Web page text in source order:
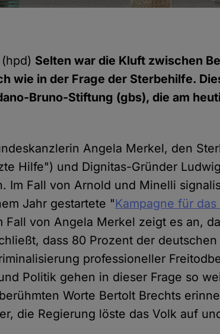
(hpd) Selten war die Kluft zwischen
wie in der Frage der Sterbehilfe.
Bruno-Stiftung (gbs), die am
Angela Merkel, den
Hilfe") und Dignitas-Gründer
Im Fall von Arnold und Minelli
Jahr gestartete "Kampagne für
Fall von Angela Merkel zeigt es an,
dass 80 Prozent der
professioneller
Politik gehen in dieser Frage so
Worte Bertolt Brechts
die Regierung löste das Volk auf